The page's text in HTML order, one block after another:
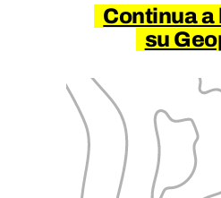
Continua a
su